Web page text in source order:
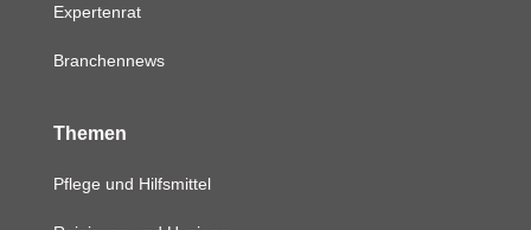
Expertenrat
Branchennews
Themen
Pflege und Hilfsmittel